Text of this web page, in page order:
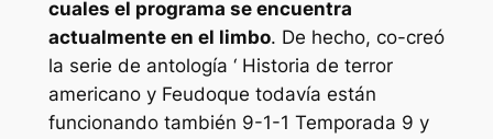
cuales el programa se encuentra
actualmente en el limbo. De hecho, co-creó
la serie de antología ‘ Historia de terror
americanoy Feudoque todavía están
funcionando también 9-1-1 Temporada 9 y